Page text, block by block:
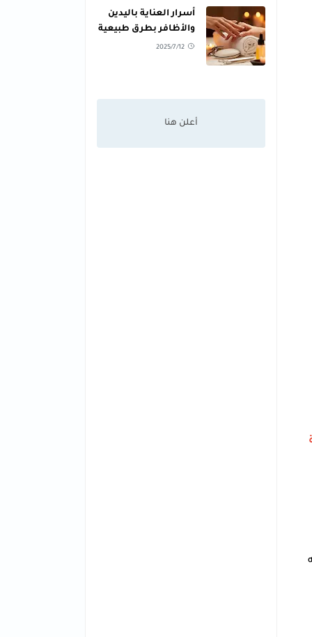
أسرار العناية باليدين
والأظافر بطرق طبيعية
2025/7/12